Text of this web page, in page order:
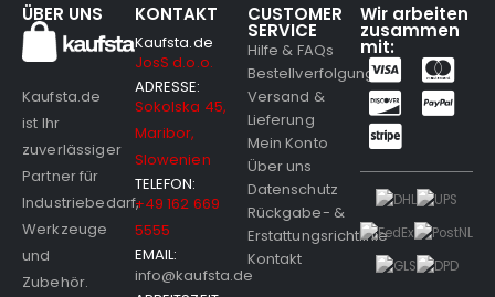
ÜBER UNS
Kaufsta.de
ist Ihr
zuverlässiger
Partner für
Industriebedarf,
Werkzeuge
und
Zubehör.
KONTAKT
Kaufsta.de
JosS d.o.o.
ADRESSE:
Sokolska 45,
Maribor,
Slowenien
TELEFON:
+49 162 669
5555
EMAIL:
info@kaufsta.de
CUSTOMER
SERVICE
Hilfe & FAQs
Bestellverfolgung
Versand &
Lieferung
Mein Konto
Über uns
Datenschutz
Rückgabe- &
Erstattungsrichtlinie
Kontakt
Wir arbeiten
zusammen
mit: